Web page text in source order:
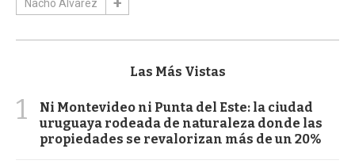
Nacho Álvarez
Las Más Vistas
1
Ni Montevideo ni Punta del Este: la ciudad
uruguaya rodeada de naturaleza donde las
propiedades se revalorizan más de un 20%